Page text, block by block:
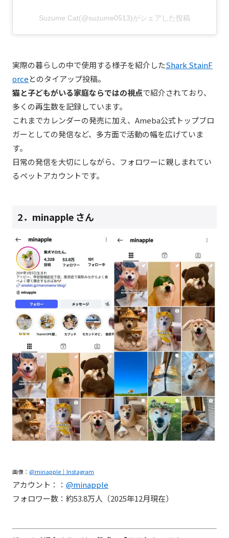
Suzume Cat(@suzume0513)がシェアした投稿
実際の暮らしの中で使用する様子を紹介したShark StainF
orceとのタイアップ投稿。
猫と子どもがいる家庭ならではの視点で紹介されており、
多くの再生数を記録しています。
これまでカレンダーの発売に加え、Ameba公式トップブロ
ガーとしての発信など、多方面で活動の幅を広げていま
す。
日常の発信を大切にしながら、フォロワーに親しまれてい
るペットアカウントです。
2． minapple さん
画像： @minapple｜Instagram
アカウント：： @minapple
フォロワー数：約53.8万人（2025年12月現在）